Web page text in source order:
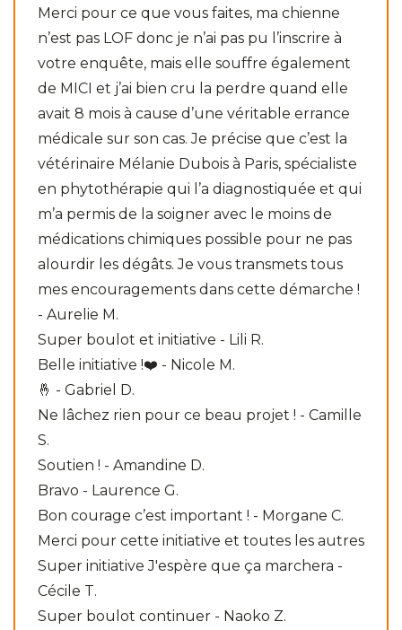
Merci pour ce que vous faites, ma chienne
n’est pas LOF donc je n’ai pas pu l’inscrire à
votre enquête, mais elle souffre également
de MICI et j’ai bien cru la perdre quand elle
avait 8 mois à cause d’une véritable errance
médicale sur son cas. Je précise que c’est la
vétérinaire Mélanie Dubois à Paris, spécialiste
en phytothérapie qui l’a diagnostiquée et qui
m’a permis de la soigner avec le moins de
médications chimiques possible pour ne pas
alourdir les dégâts. Je vous transmets tous
mes encouragements dans cette démarche !
- Aurelie M.
Super boulot et initiative - Lili R.
Belle initiative !❤️ - Nicole M.
🤞 - Gabriel D.
Ne lâchez rien pour ce beau projet ! - Camille
S.
Soutien ! - Amandine D.
Bravo - Laurence G.
Bon courage c’est important ! - Morgane C.
Merci pour cette initiative et toutes les autres
Super initiative J'espère que ça marchera -
Cécile T.
Super boulot continuer - Naoko Z.